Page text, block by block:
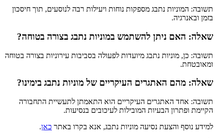
תשובה: המוניות נתבג מספקות נוחות ויעילות רבה לנוסעים, תוך חיסכון
בזמן ובאנרגיה.
שאלה: האם ניתן להשתמש במוניות נתבג בצורה בטוחה?
תשובה: כן, מוניות נתבג מיועדות לפעולה בסביבות עירוניות בצורה בטוחה
ומאובטחת.
שאלה: מהם האתגרים העיקריים של מוניות נתבג בימינו?
תשובה: אחד האתגרים העיקריים הוא התאמתן לתעשיית התחבורה
הקיימת ופתרון הבעיות המובילות לעיכובים בנסיעות.
למידע נוסף והצעת נסיעה מוניות נתבג, אנא בקרו באתר כאן.